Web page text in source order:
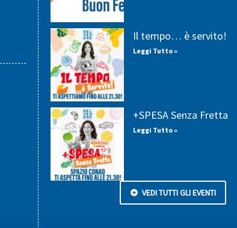
Il tempo… è servito!
Leggi Tutto »
+SPESA Senza Fretta
Leggi Tutto »
VEDI TUTTI GLI EVENTI